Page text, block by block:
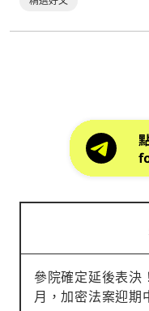
參院確定延後表決
月，加密法案迎期